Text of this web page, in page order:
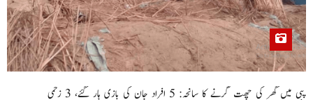
پبی میں گھر کی چھت گرنے کا سانحہ: 5 افراد جان کی بازی ہار گئے، 3 زخمی